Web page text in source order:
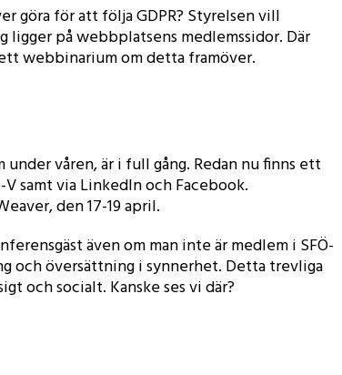
göra för att följa GDPR? Styrelsen vill
ligger på webbplatsens medlemssidor. Där
webbinarium om detta framöver.
våren, är i full gång. Redan nu finns ett
samt via LinkedIn och Facebook.
den 17-19 april.
även om man inte är medlem i SFÖ-
och översättning i synnerhet. Detta trevliga
och socialt. Kanske ses vi där?